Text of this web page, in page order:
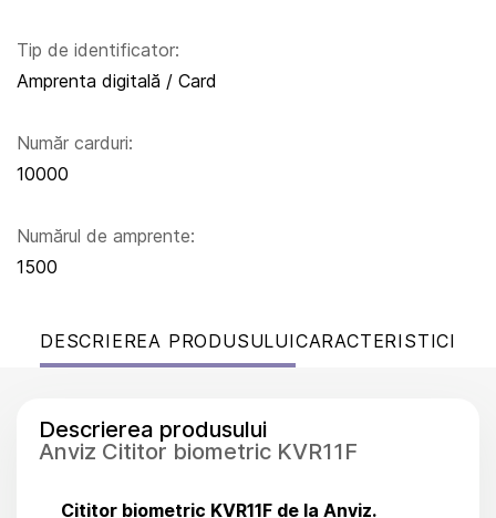
Tip de identificator:
Amprenta digitală / Card
Număr carduri:
10000
Numărul de amprente:
1500
DESCRIEREA PRODUSULUICARACTERISTICI
Descrierea produsului
Anviz Cititor biometric KVR11F
Cititor biometric KVR11F de la Anviz.